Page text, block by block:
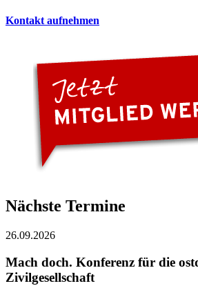
Kontakt aufnehmen
Nächste Termine
26.09.2026
Mach doch. Konferenz für die
Zivilgesellschaft